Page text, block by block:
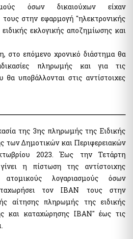
Report (DAYK)
Valuation Register
Property Valuation
Services
(NNC)- Notification Center
information systems
Service for access to
systems
Resources Registry
Services
by Covid-19
of main residence
preperty Evaluation
Valuation Register
statement platform to the Local
of the Corona virus affected
όσων δικαιούχων είχαν
στην εφαρμογή "ηλεκτρονικής
εκλογικής αποζημίωσης και
στο επόμενο χρονικό διάστημα θα
πληρωμής και για τις
θα υποβάλλονται στις αντίστοιχες
της 3ης πληρωμής της Ειδικής
των Δημοτικών και Περιφερειακών
2023. Έως την Τετάρτη
η πίστωση της αντίστοιχης
λογαριασμούς όσων
τον ΙΒΑΝ τους στην
αίτησης πληρωμής της ειδικής
και καταχώρησης ΙΒΑΝ" έως τις